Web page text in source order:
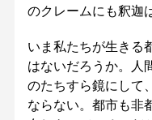
のクレームにも釈迦
いま私たちが生きる
はないだろうか。人
のたちすら鏡にして
ならない。都市も非